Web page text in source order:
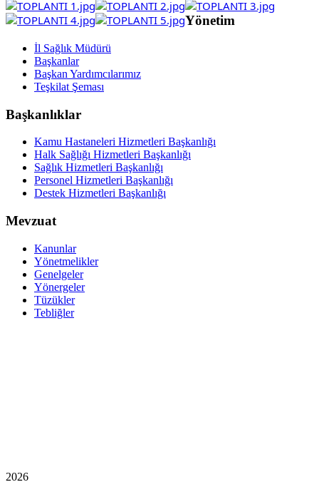
Yönetim
İl Sağlık Müdürü
Başkanlar
Başkan Yardımcılarımız
Teşkilat Şeması
Başkanlıklar
Kamu Hastaneleri Hizmetleri Başkanlığı
Halk Sağlığı Hizmetleri Başkanlığı
Sağlık Hizmetleri Başkanlığı
Personel Hizmetleri Başkanlığı
Destek Hizmetleri Başkanlığı
Mevzuat
Kanunlar
Yönetmelikler
Genelgeler
Yönergeler
Tüzükler
Tebliğler
2026